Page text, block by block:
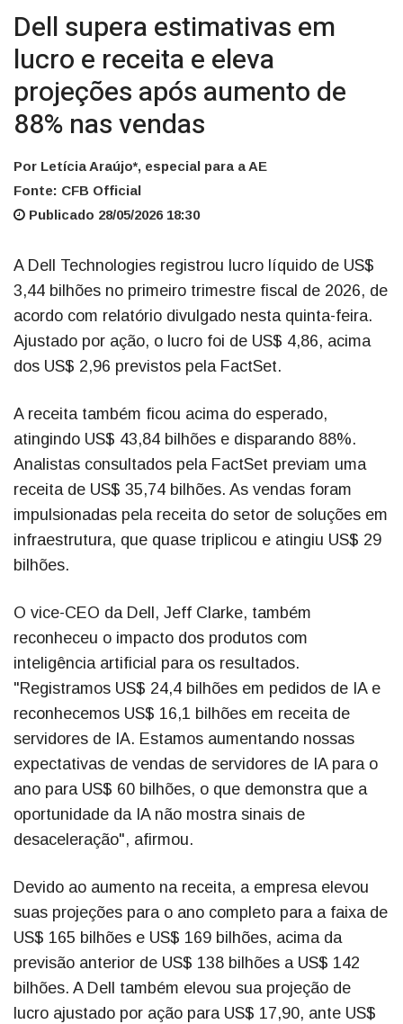
Dell supera estimativas em
lucro e receita e eleva
projeções após aumento de
88% nas vendas
Por Letícia Araújo*, especial para a AE
Fonte: CFB Official
Publicado 28/05/2026 18:30
A Dell Technologies registrou lucro líquido de US$
3,44 bilhões no primeiro trimestre fiscal de 2026, de
acordo com relatório divulgado nesta quinta-feira.
Ajustado por ação, o lucro foi de US$ 4,86, acima
dos US$ 2,96 previstos pela FactSet.
A receita também ficou acima do esperado,
atingindo US$ 43,84 bilhões e disparando 88%.
Analistas consultados pela FactSet previam uma
receita de US$ 35,74 bilhões. As vendas foram
impulsionadas pela receita do setor de soluções em
infraestrutura, que quase triplicou e atingiu US$ 29
bilhões.
O vice-CEO da Dell, Jeff Clarke, também
reconheceu o impacto dos produtos com
inteligência artificial para os resultados.
"Registramos US$ 24,4 bilhões em pedidos de IA e
reconhecemos US$ 16,1 bilhões em receita de
servidores de IA. Estamos aumentando nossas
expectativas de vendas de servidores de IA para o
ano para US$ 60 bilhões, o que demonstra que a
oportunidade da IA não mostra sinais de
desaceleração", afirmou.
Devido ao aumento na receita, a empresa elevou
suas projeções para o ano completo para a faixa de
US$ 165 bilhões e US$ 169 bilhões, acima da
previsão anterior de US$ 138 bilhões a US$ 142
bilhões. A Dell também elevou sua projeção de
lucro ajustado por ação para US$ 17,90, ante US$